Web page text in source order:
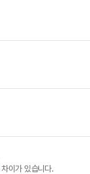
차이가 있습니다.